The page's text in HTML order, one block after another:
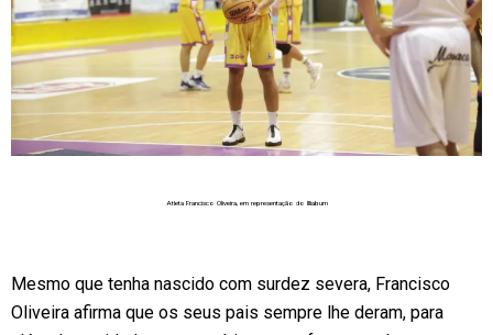
Atleta Francisco Oliveira, em representação do Illiabum
Mesmo que tenha nascido com surdez severa, Francisco
Oliveira afirma que os seus pais sempre lhe deram, para